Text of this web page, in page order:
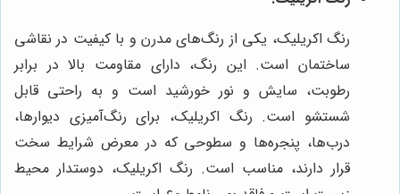
رنگ اکریلیک، یکی از رنگ‌های مدرن و با کیفیت در نقاشی
ساختمان است. این رنگ، دارای مقاومت بالا در برابر
رطوبت، سایش و نور خورشید است و به راحتی قابل
شستشو است. رنگ اکریلیک، برای رنگ‌آمیزی دیوارها،
درب‌ها، پنجره‌ها و سطوحی که در معرض شرایط سخت
قرار دارند، مناسب است. رنگ اکریلیک، دوستدار محیط